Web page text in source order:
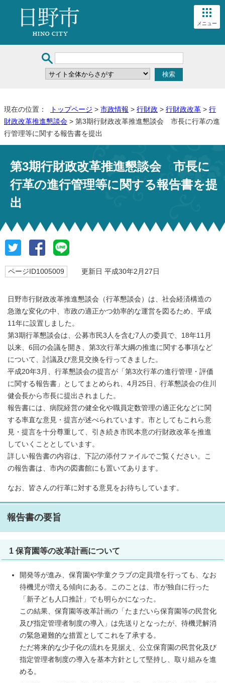
メニュー
現在の位置： トップページ > 市政情報 > 行財政 > 行財政改革 > 行
財政改革推進懇談会 > 第3期行財政改革推進懇談会 市長に行革の進
行管理等に関する報告書を提出
第3期行財政改革推進懇談会 市長に
行革の進行管理等に関する報告書を提
出
ページID1005009 更新日 平成30年2月27日
日野市行財政改革推進懇談会（行革懇談会）は、社会経済構造の
急激な変化の中、市政の適正かつ効率的な運営を図るため、平成
11年に設置しました。
第3期行革懇談会は、公募市民3人を含む7人の委員で、18年11月
以来、6回の会議を開き、第3次行革大綱の推進に関する事項など
について、討議及び意見交換を行ってきました。
平成20年3月、行革懇談会の提言が「第3次行革の進行管理・評価
に関する報告書」としてまとめられ、4月25日、行革懇談会の住川
健会長から市長に提出されました。
報告書には、病院経営の健全化や職員定数管理の適正化などに関
する率直な意見・提言が述べられています。市としてもこれら意
見・提言を十分尊重して、引き続き市民本意の行財政改革を推進
していくこととしています。
詳しい報告書の内容は、下記の添付ファイルでご覧ください。こ
の報告書は、市内の図書館にも置いてあります。
なお、皆さんの行革に対する意見をお待ちしています。
報告書の要旨
1 保育園等の改革計画について
開発等が進み、保育園や学童クラブの定員増を行っても、なお
待機児が増える傾向にある。このことは、市が独自に行った
「新子ども人口推計」でも明らかになった。
この結果、保育園等改革計画の「たまだいら保育園等の民営化
及び指定管理者制度の導入」は先送りとなったが、待機児解消
の緊急避難的な措置としてこれを了承する。
ただ将来的な少子化の流れを見据え、公立保育園の民営化及び
指定管理者制度の導入を基本方針として堅持し、取り組みを進
める。